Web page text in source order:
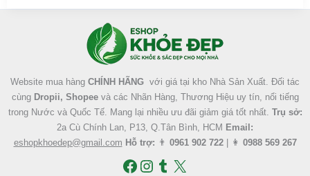
Website mua hàng CHÍNH HÃNG với giá tại kho Nhà Sản Xuất. Đối tác
cùng Dropii, Shopeevà các Nhãn Hàng, Thương Hiệu uy tín, nổi tiếng
trong Nước và Quốc Tế. Mang lại nhiều ưu đãi giảm giá tốt nhất. Trụ sở:
2a Cù Chính Lan, P13, Q.Tân Bình, HCM Email:
eshopkhoedep@gmail.com Hỗ trợ: 👨 0961 902 722| 👩 0988 569 267